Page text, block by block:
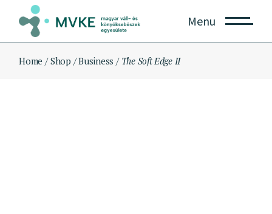
content
Menu
Home Shop Business The Soft Edge II